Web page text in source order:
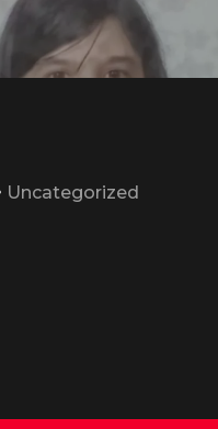
Uncategorized